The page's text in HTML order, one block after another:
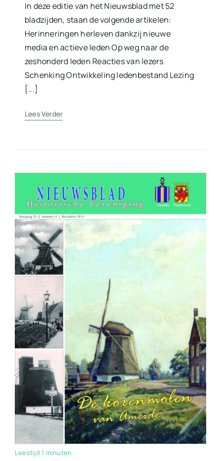
In deze editie van het Nieuwsblad met 52
bladzijden, staan de volgende artikelen:
Herinneringen herleven dankzij nieuwe
media en actieve leden Op weg naar de
zeshonderd leden Reacties van lezers
Schenking Ontwikkeling ledenbestand Lezing
[...]
Lees Verder
Leestijd 1 minuten